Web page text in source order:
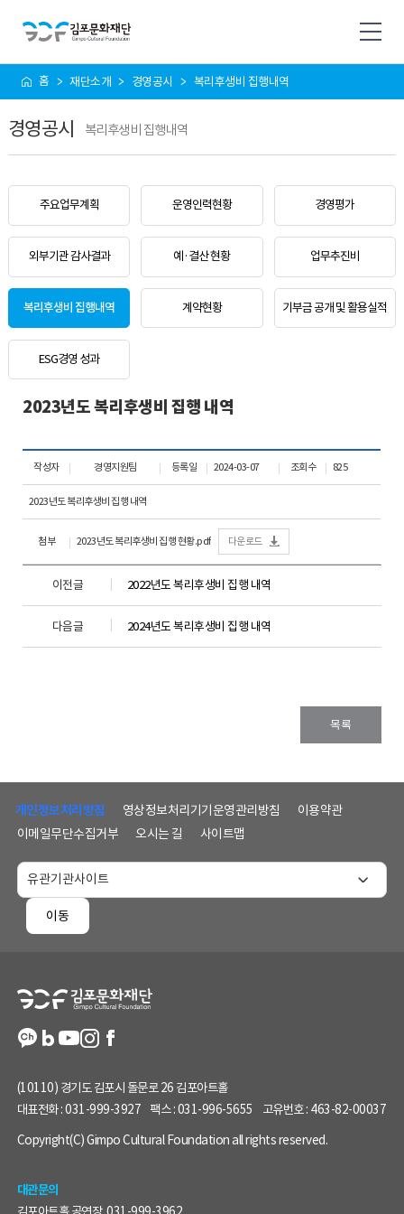
사
이
맵
홈 재단소개 경영공시 복리후생비 집행내역
경영공시 복리후생비 집행내역
주요업무계획 운영인력현황 경영평가
외부기관 감사결과 예·결산 현황 업무추진비
복리후생비 집행내역 계약현황 기부금 공개 및 활용실적
ESG경영 성과
2023년도 복리후생비 집행 내역
작성자 경영지원팀 등록일 2024-03-07 조회수 825
2023년도 복리후생비 집행 내역
첨부 2023년도 복리후생비 집행 현황.pdf 다운로드
이전글 2022년도 복리후생비 집행 내역
다음글 2024년도 복리후생비 집행 내역
목록
개인정보처리방침 영상정보처리기기운영관리방침
이용약관
이메일무단수집거부
오시는 길 사이트맵
이동
(10110) 경기도 김포시 돌문로 26 김포아트홀
대표전화 :031-999-3927 팩스 :031-996-5655 고유번호 : 463-82-00037
Copyright(C) Gimpo Cultural Foundation all rights reserved.
대관문의